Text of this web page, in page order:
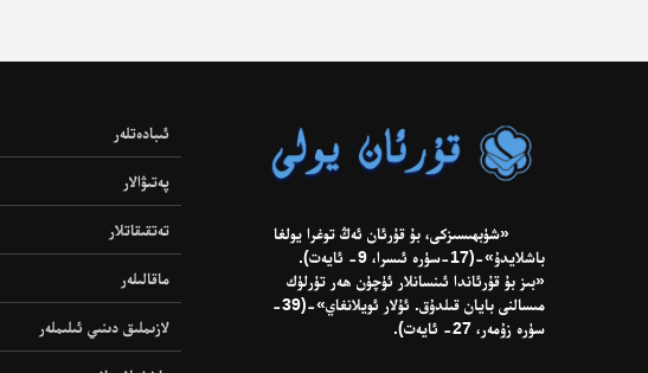
«شۈبھىسىزكى، بۇ قۇرئان ئەڭ توغرا يولغا
باشلايدۇ»-(17-سۈرە ئىسرا، 9- ئايەت).
«بىز بۇ قۇرئاندا ئىنسانلار ئۈچۈن ھەر تۈرلۈك
مىسالنى بايان قىلدۇق. ئۇلار ئويلانغاي»-(39-
سۈرە زۇمەر، 27- ئايەت).
ئىبادەتلەر
پەتىۋالار
تەتقىقاتلار
ماقالىلەر
لازىملىق دىنىي ئىلىملەر